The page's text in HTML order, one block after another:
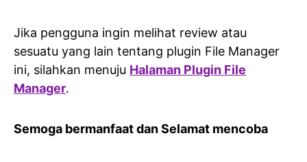
Jika pengguna ingin melihat review atau
sesuatu yang lain tentang plugin File Manager
ini, silahkan menuju Halaman Plugin File
Manager.
Semoga bermanfaat dan Selamat mencoba